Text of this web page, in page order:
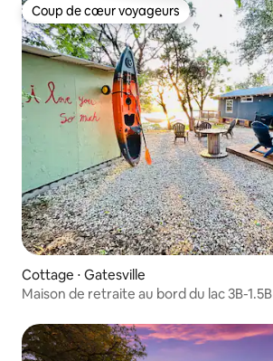
Coup de cœur voyageurs
Coup de cœur voyageurs
Cottage ⋅ Gatesville
Maison de retraite au bord du lac 3B-1.5B